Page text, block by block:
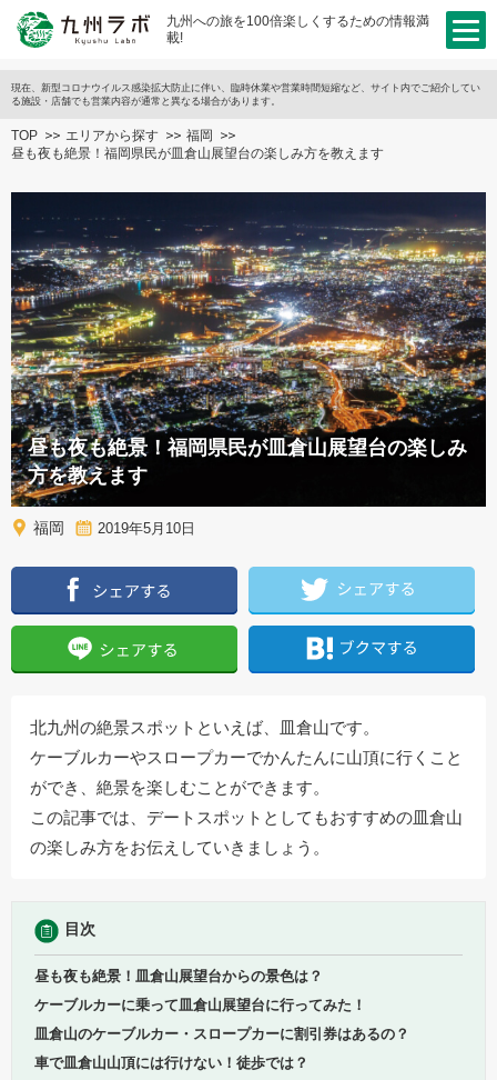
九州への旅を100倍楽しくするための情報満
載!
現在、新型コロナウイルス感染拡大防止に伴い、臨時休業や営業時間短縮など、サイト内でご紹介してい
る施設・店舗でも営業内容が通常と異なる場合があります。
TOP エリアから探す
福岡
昼も夜も絶景！福岡県民が皿倉山展望台の楽しみ方を教えます
昼も夜も絶景！福岡県民が皿倉山展望台の楽しみ
方を教えます
福岡 2019年5月10日
北九州の絶景スポットといえば、皿倉山です。
ケーブルカーやスロープカーでかんたんに山頂に行くこと
ができ、絶景を楽しむことができます。
この記事では、デートスポットとしてもおすすめの皿倉山
の楽しみ方をお伝えしていきましょう。
目次
昼も夜も絶景！皿倉山展望台からの景色は？
ケーブルカーに乗って皿倉山展望台に行ってみた！
皿倉山のケーブルカー・スロープカーに割引券はあるの？
車で皿倉山山頂には行けない！徒歩では？